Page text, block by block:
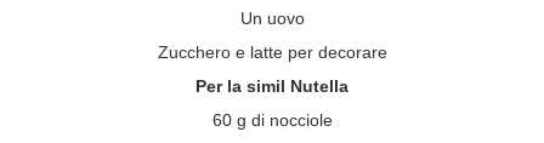
Un uovo
Zucchero e latte per decorare
Per la simil Nutella
60 g di nocciole